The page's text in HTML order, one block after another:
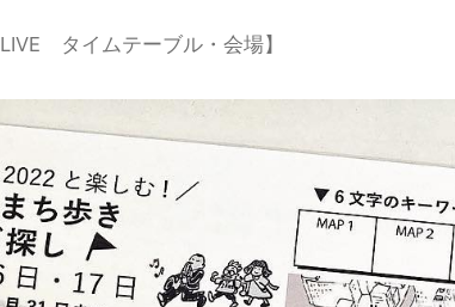
タイムテーブル・会場】